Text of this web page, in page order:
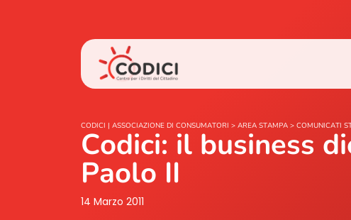
CODICI | ASSOCIAZIONE DI CONSUMATORI > AREA STAMPA > COMUNICATI
Codici: il business
Paolo II
14 Marzo 2011